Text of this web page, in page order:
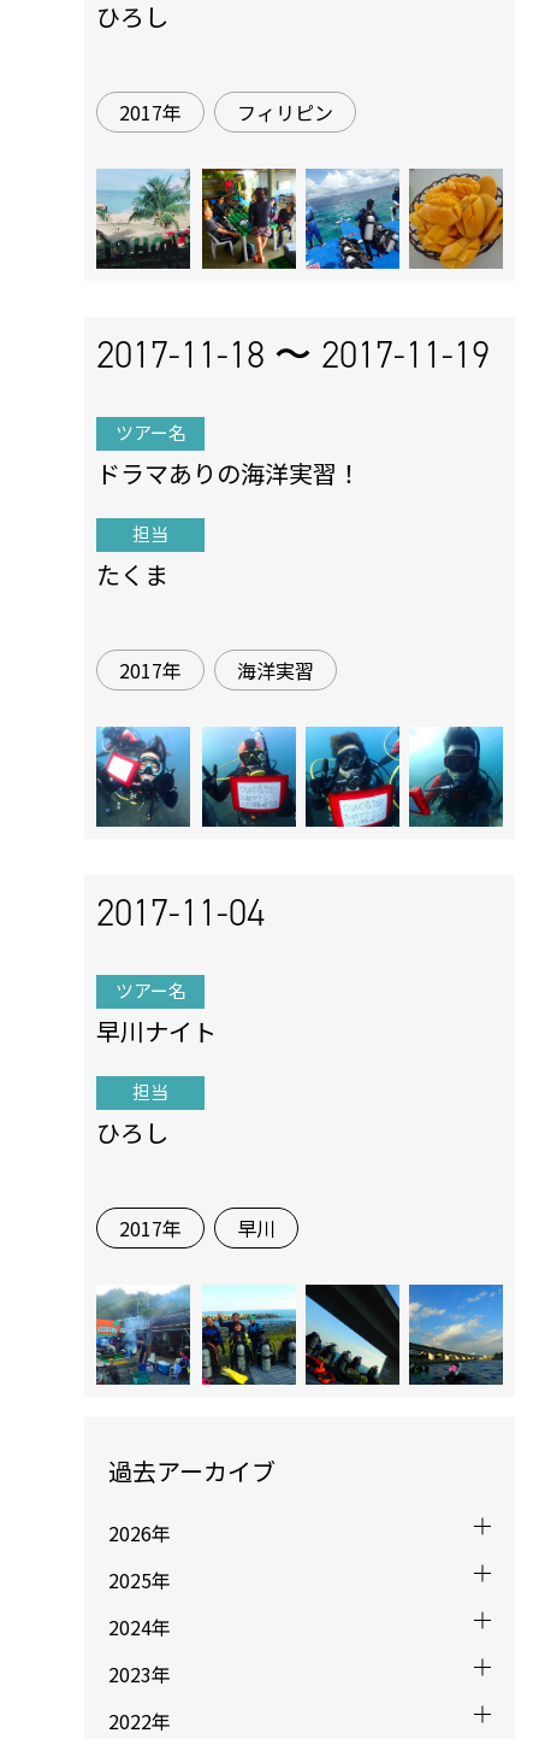
ひろし
2017年 フィリピン
2017-11-18 〜 2017-11-19
ツアー名
ドラマありの海洋実習！
担当
たくま
2017年 海洋実習
2017-11-04
ツアー名
早川ナイト
担当
ひろし
2017年 早川
過去アーカイブ
2026年
2025年
2024年
2023年
2022年